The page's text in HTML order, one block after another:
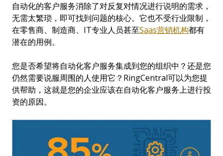
自动化的客户服务消除了对反复对情况进行说明的需求，
无需太繁琐，即可找到问题的核心。它也不受行业限制，
在零售商、制造商、IT专业人员甚至Saas营销机构都有
潜在的用例。
您是否希望将自动化客户服务集成到您的组织中？还是您
仍然需要说服周围的人使用它？RingCentral可以为您提
供帮助，这就是您的企业应该在自动化客户服务上进行投
资的原因。